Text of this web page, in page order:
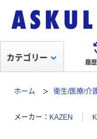
履
カテゴリー
ホーム 衛生/医療/介
メーカー KAZEN